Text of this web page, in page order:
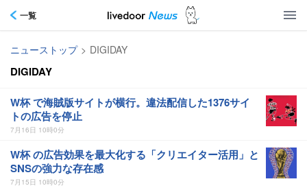
一覧
ニューストップ > DIGIDAY
DIGIDAY
W杯 で海賊版サイトが横行。違法配信した1376サイ
トの広告を停止
7月16日 10時0分
W杯 の広告効果を最大化する「クリエイター活用」と
SNSの強力な存在感
7月15日 10時0分